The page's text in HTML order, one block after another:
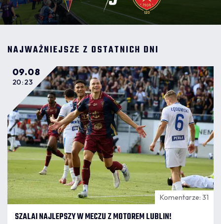
NAJWAŻNIEJSZE Z OSTATNICH DNI
09.08
20:23
Komentarze: 31
SZALAI NAJLEPSZY W MECZU Z MOTOREM LUBLIN!